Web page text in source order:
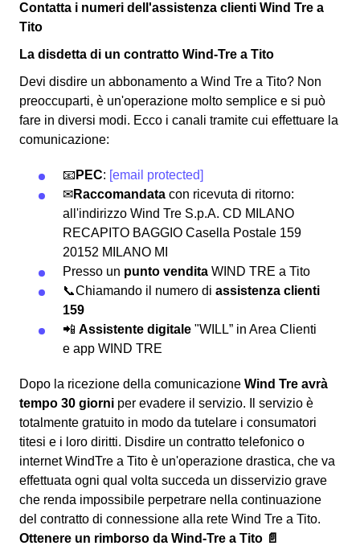
Contatta i numeri dell'assistenza clienti Wind Tre a
Tito
La disdetta di un contratto Wind-Tre a Tito
Devi disdire un abbonamento a Wind Tre a Tito? Non
preoccuparti, è un'operazione molto semplice e si può
fare in diversi modi. Ecco i canali tramite cui effettuare la
comunicazione:
📧 PEC: [email protected]
✉Raccomandata con ricevuta di ritorno:
all'indirizzo Wind Tre S.p.A. CD MILANO
RECAPITO BAGGIO Casella Postale 159
20152 MILANO MI
Presso un punto vendita WIND TRE a Tito
📞Chiamando il numero di assistenza clienti
159
📲 Assistente digitale "WILL” in Area Clienti
e app WIND TRE
Dopo la ricezione della comunicazione Wind Tre avrà
tempo 30 giorni per evadere il servizio. Il servizio è
totalmente gratuito in modo da tutelare i consumatori
titesi e i loro diritti. Disdire un contratto telefonico o
internet WindTre a Tito è un'operazione drastica, che va
effettuata ogni qual volta succeda un disservizio grave
che renda impossibile perpetrare nella continuazione
del contratto di connessione alla rete Wind Tre a Tito.
Ottenere un rimborso da Wind-Tre a Tito 📄